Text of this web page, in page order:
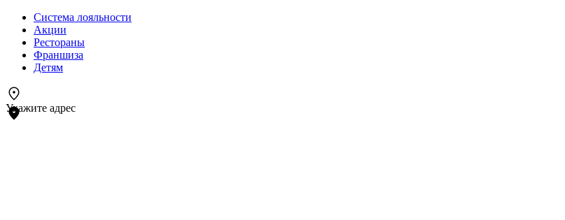
Система лояльности
Акции
Рестораны
Франшиза
Детям
Укажите адрес